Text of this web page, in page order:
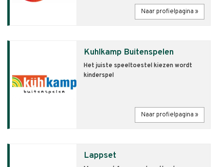
Naar profielpagina »
Kuhlkamp Buitenspelen
Het juiste speeltoestel kiezen wordt
kinderspel
Naar profielpagina »
Lappset